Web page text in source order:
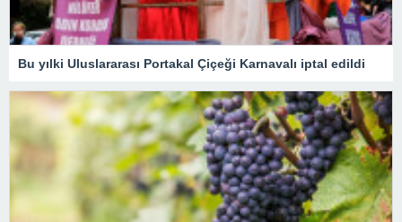
Bu yılki Uluslararası Portakal Çiçeği Karnavalı iptal edildi